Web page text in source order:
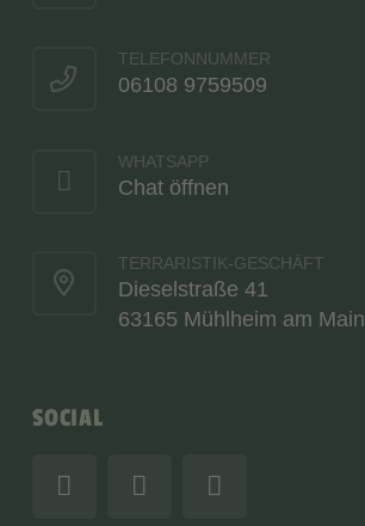
TELEFONNUMMER
06108 9759509
WHATSAPP
Chat öffnen
TERRARISTIK-GESCHÄFT
Dieselstraße 41
63165 Mühlheim am Main
SOCIAL